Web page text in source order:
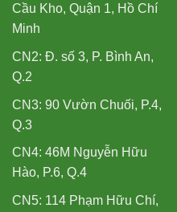
Cầu Kho, Quận 1, Hồ Chí
Minh
CN2: Đ. số 3, P. Bình An,
Q.2
CN3: 90 Vườn Chuối, P.4,
Q.3
CN4: 46M Nguyễn Hữu
Hào, P.6, Q.4
CN5: 114 Phạm Hữu Chí,